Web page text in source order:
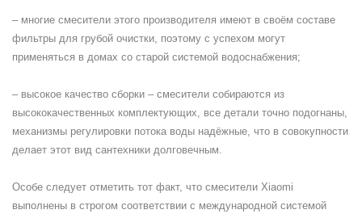
– многие смесители этого производителя имеют в своём составе
фильтры для грубой очистки, поэтому с успехом могут
применяться в домах со старой системой водоснабжения;
– высокое качество сборки – смесители собираются из
высококачественных комплектующих, все детали точно подогнаны,
механизмы регулировки потока воды надёжные, что в совокупности
делает этот вид сантехники долговечным.
Особе следует отметить тот факт, что смесители Xiaomi
выполнены в строгом соответствии с международной системой